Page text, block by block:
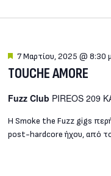
TOUCHE AMORE
Featured
7 Μαρτίου, 2025 @ 8:30
Fuzz Club PIREOS 209
Η Smoke the Fuzz gigs
post-hardcore ήχου, από